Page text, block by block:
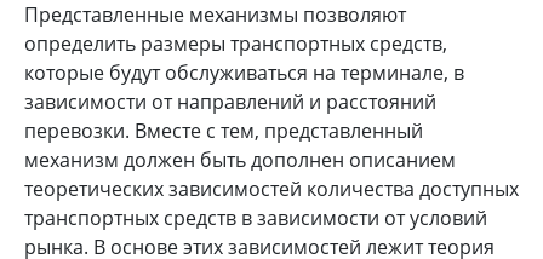
Представленные механизмы позволяют
определить размеры транспортных средств,
которые будут обслуживаться на терминале, в
зависимости от направлений и расстояний
перевозки. Вместе с тем, представленный
механизм должен быть дополнен описанием
теоретических зависимостей количества доступных
транспортных средств в зависимости от условий
рынка. В основе этих зависимостей лежит теория